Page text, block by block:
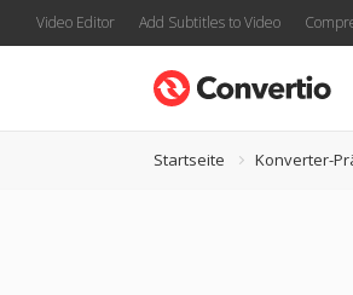
Video Editor Add Subtitles to Video
Startseite Konverter-